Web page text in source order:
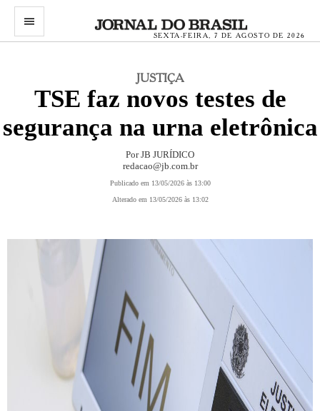
menu
SEXTA-FEIRA, 7 DE AGOSTO DE 2026
JUSTIÇA
TSE faz novos testes de
segurança na urna eletrônica
PorJB JURÍDICO
redacao@jb.com.br
Publicado em 13/05/2026 às 13:00
Alterado em 13/05/2026 às 13:02